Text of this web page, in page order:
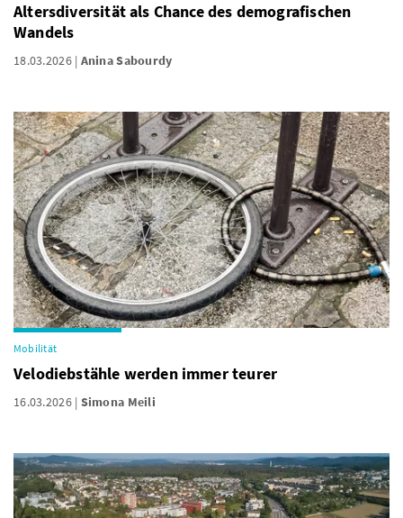
Altersdiversität als Chance des demografischen
Wandels
18.03.2026 Anina Sabourdy
Mobilität
Velodiebstähle werden immer teurer
16.03.2026 Simona Meili